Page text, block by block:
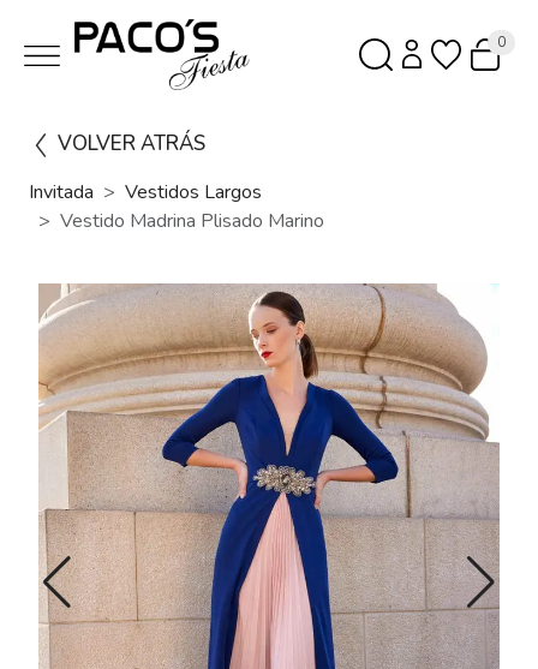
0
VOLVER ATRÁS
Invitada
Vestidos Largos
Vestido Madrina Plisado Marino